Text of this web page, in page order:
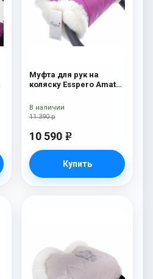
Муфта для рук на
коляску Esspero Amato
11 390 р
10 590 e
Купить
В наличии